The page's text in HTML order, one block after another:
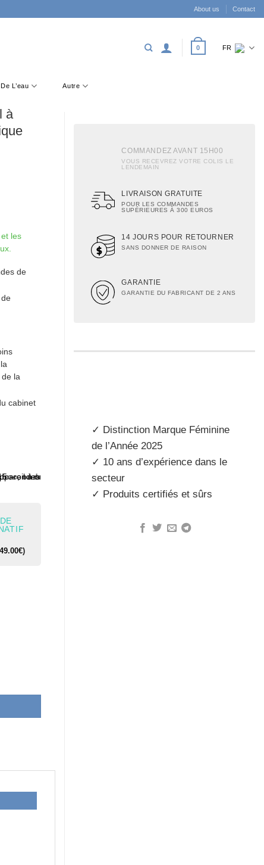
About us Contact
0 FR
L’eau Autre
à
les
de
la
cabinet
€)
de choc, onde électromagnétique CET/RET et lumière LED
COMMANDEZ AVANT 15H00
VOUS RECEVREZ VOTRE COLIS LE
LENDEMAIN
LIVRAISON GRATUITE
POUR LES COMMANDES
SUPÉRIEURES À 300 EUROS
14 JOURS POUR RETOURNER
SANS DONNER DE RAISON
GARANTIE
GARANTIE DU FABRICANT DE 2 ANS
✓ Distinction Marque Féminine
de l’Année 2025
✓ 10 ans d’expérience dans le
secteur
✓ Produits certifiés et sûrs